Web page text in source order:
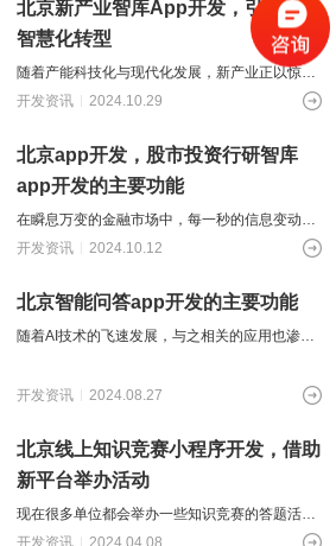
北京新产业智库App开发，引领产业
智慧化转型
随着产能科技化与现代化发展，新产业正以惊人
的速度增长。这些新产业涵盖了人工智能、生物
开发资讯 2024.10.29
北京app开发，股市投资行研智库
app开发的主要功能
在瞬息万变的金融市场中，每一秒的信息变动都
意味着新的机遇与挑战。股市，凭借强大的资金
开发资讯 2024.10.12
北京智能问答app开发的主要功能
随着AI技术的飞速发展，与之相关的应用也渗透
开发资讯 2024.08.27
北京线上知识竞赛小程序开发，借助
新平台举办活动
现在很多单位都会举办一些知识竞赛的答题活
动，来进行考核也好，促进某些知识的宣传也
开发资讯 2024.04.08